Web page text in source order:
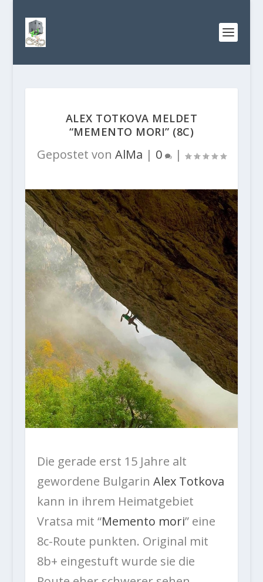
ALEX TOTKOVA MELDET
“MEMENTO MORI” (8C)
Gepostet von AlMa | 0 |
Die gerade erst 15 Jahre alt
gewordene Bulgarin Alex Totkova
kann in ihrem Heimatgebiet
Vratsa mit “Memento mori” eine
8c-Route punkten. Original mit
8b+ eingestuft wurde sie die